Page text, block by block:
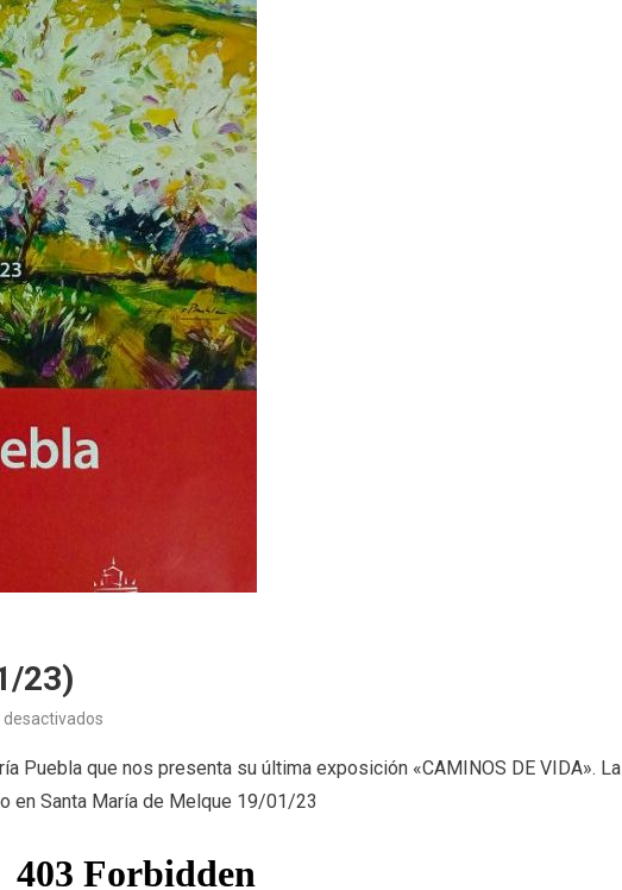
23)
de
Vida
Puebla que nos presenta su última exposición «CAMINOS DE VIDA». La
en Santa María de Melque 19/01/23